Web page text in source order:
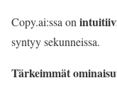
Copy.ai:ssa on
syntyy sekunneissa.
Tärkeimmät